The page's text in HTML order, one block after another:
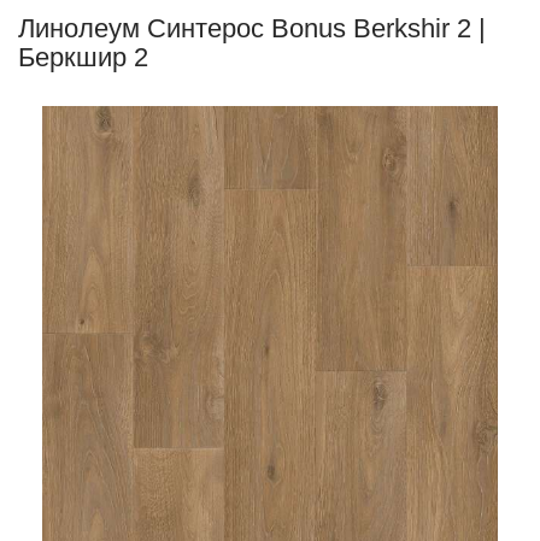
Линолеум Синтерос Bonus Berkshir 2 |
Беркшир 2